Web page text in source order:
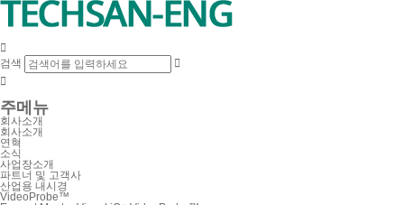

검색


주메뉴
회사소개
회사소개
연혁
소식
사업장소개
파트너 및 고객사
산업용 내시경
VideoProbe™